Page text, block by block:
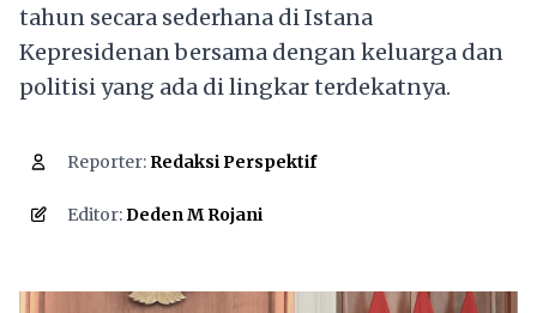
tahun secara sederhana di Istana
Kepresidenan bersama dengan keluarga dan
politisi yang ada di lingkar terdekatnya.
Reporter: Redaksi Perspektif
Editor:Deden M Rojani